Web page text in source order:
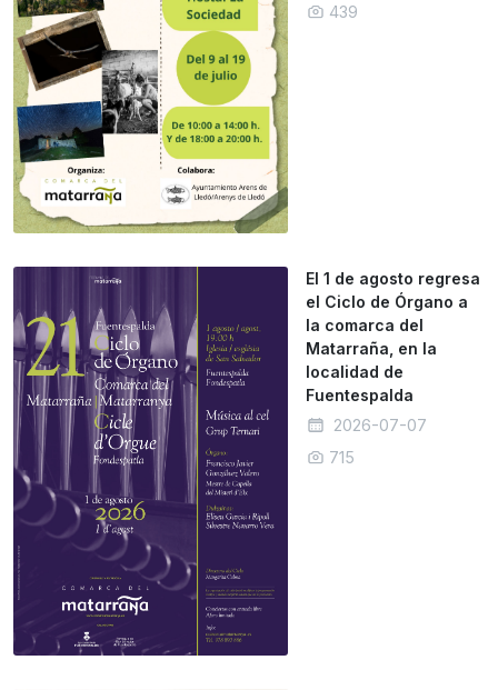
439
El 1 de agosto regresa
el Ciclo de Órgano a
la comarca del
Matarraña, en la
localidad de
Fuentespalda
2026-07-07
715